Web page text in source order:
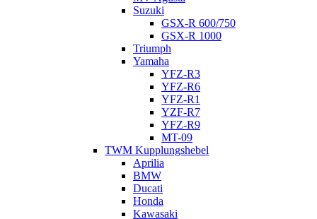
Suzuki
GSX-R 600/750
GSX-R 1000
Triumph
Yamaha
YFZ-R3
YFZ-R6
YFZ-R1
YZF-R7
YFZ-R9
MT-09
TWM Kupplungshebel
Aprilia
BMW
Ducati
Honda
Kawasaki